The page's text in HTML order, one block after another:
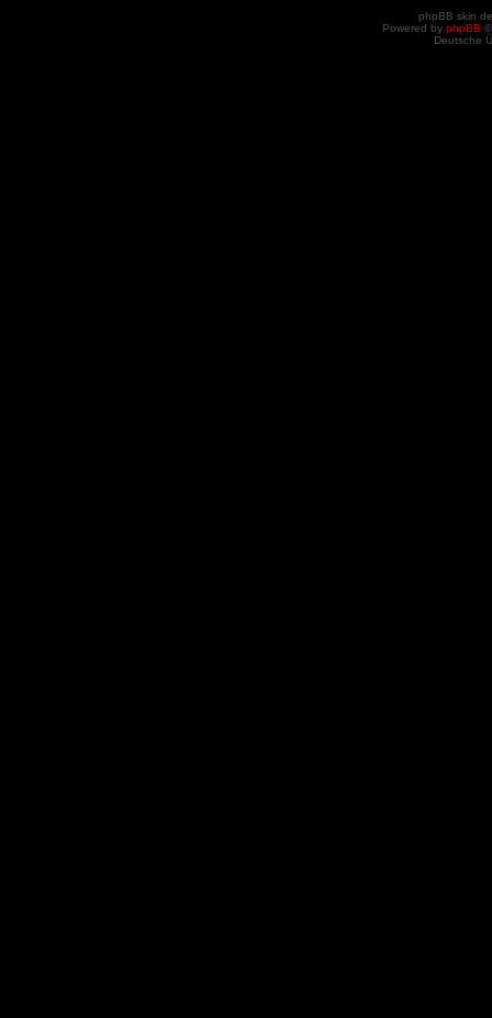
phpBB skin
Powered by phpBB
Deutsche